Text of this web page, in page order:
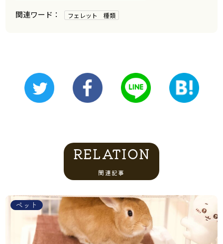
フェレット 種類
RELATION
関連記事
ペット